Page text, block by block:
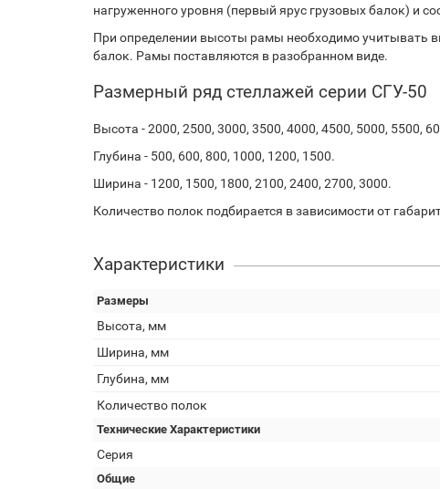
нагруженного уровня (первый ярус грузовых балок) и
При определении высоты рамы необходимо учитывать
балок. Рамы поставляются в разобранном виде.
Размерный ряд стеллажей серии СГУ-50
Высота - 2000, 2500, 3000, 3500, 4000, 4500, 5000, 5500,
Глубина - 500, 600, 800, 1000, 1200, 1500.
Ширина - 1200, 1500, 1800, 2100, 2400, 2700, 3000.
Количество полок подбирается в зависимости от
Характеристики
Размеры
Высота, мм
Ширина, мм
Глубина, мм
Количество полок
Технические Характеристики
Серия
Общие